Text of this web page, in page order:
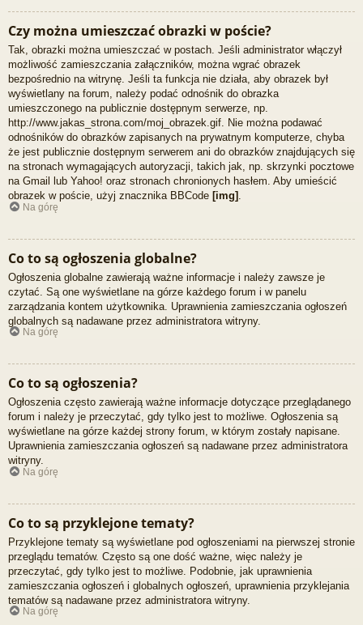
Czy można umieszczać obrazki w poście?
Tak, obrazki można umieszczać w postach. Jeśli administrator włączył
możliwość zamieszczania załączników, można wgrać obrazek
bezpośrednio na witrynę. Jeśli ta funkcja nie działa, aby obrazek był
wyświetlany na forum, należy podać odnośnik do obrazka
umieszczonego na publicznie dostępnym serwerze, np.
http://www.jakas_strona.com/moj_obrazek.gif. Nie można podawać
odnośników do obrazków zapisanych na prywatnym komputerze, chyba
że jest publicznie dostępnym serwerem ani do obrazków znajdujących się
na stronach wymagających autoryzacji, takich jak, np. skrzynki pocztowe
na Gmail lub Yahoo! oraz stronach chronionych hasłem. Aby umieścić
obrazek w poście, użyj znacznika BBCode [img] .
Na górę
Co to są ogłoszenia globalne?
Ogłoszenia globalne zawierają ważne informacje i należy zawsze je
czytać. Są one wyświetlane na górze każdego forum i w panelu
zarządzania kontem użytkownika. Uprawnienia zamieszczania ogłoszeń
globalnych są nadawane przez administratora witryny.
Na górę
Co to są ogłoszenia?
Ogłoszenia często zawierają ważne informacje dotyczące przeglądanego
forum i należy je przeczytać, gdy tylko jest to możliwe. Ogłoszenia są
wyświetlane na górze każdej strony forum, w którym zostały napisane.
Uprawnienia zamieszczania ogłoszeń są nadawane przez administratora
witryny.
Na górę
Co to są przyklejone tematy?
Przyklejone tematy są wyświetlane pod ogłoszeniami na pierwszej stronie
przeglądu tematów. Często są one dość ważne, więc należy je
przeczytać, gdy tylko jest to możliwe. Podobnie, jak uprawnienia
zamieszczania ogłoszeń i globalnych ogłoszeń, uprawnienia przyklejania
tematów są nadawane przez administratora witryny.
Na górę